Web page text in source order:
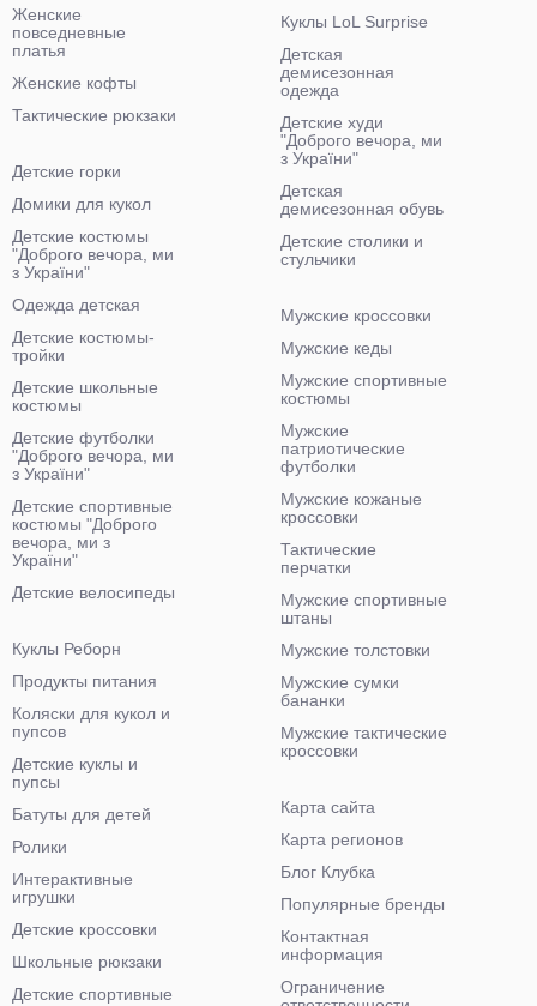
Женские
повседневные
платья
Женские кофты
Тактические рюкзаки
Куклы LoL Surprise
Детская
демисезонная
одежда
Детские худи
"Доброго вечора, ми
з України"
Детская
демисезонная обувь
Детские столики и
стульчики
Детские горки
Домики для кукол
Детские костюмы
"Доброго вечора, ми
з України"
Одежда детская
Детские костюмы-
тройки
Детские школьные
костюмы
Детские футболки
"Доброго вечора, ми
з України"
Детские спортивные
костюмы "Доброго
вечора, ми з
України"
Детские велосипеды
Мужские кроссовки
Мужские кеды
Мужские спортивные
костюмы
Мужские
патриотические
футболки
Мужские кожаные
кроссовки
Тактические
перчатки
Мужские спортивные
штаны
Мужские толстовки
Мужские сумки
бананки
Мужские тактические
кроссовки
Куклы Реборн
Продукты питания
Коляски для кукол и
пупсов
Детские куклы и
пупсы
Батуты для детей
Ролики
Интерактивные
игрушки
Детские кроссовки
Школьные рюкзаки
Детские спортивные
Карта сайта
Карта регионов
Блог Клубка
Популярные бренды
Контактная
информация
Ограничение